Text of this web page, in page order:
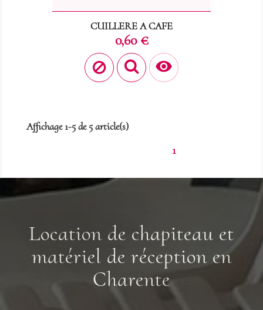
CUILLERE A CAFE
Prix
0,60 €

Affichage 1-5 de 5 article(s)
1
Location de chapiteau et
matériel de réception en
Charente